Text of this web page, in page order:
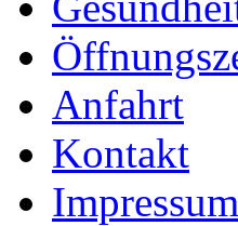
Anfahrt
Kontakt
Impressum